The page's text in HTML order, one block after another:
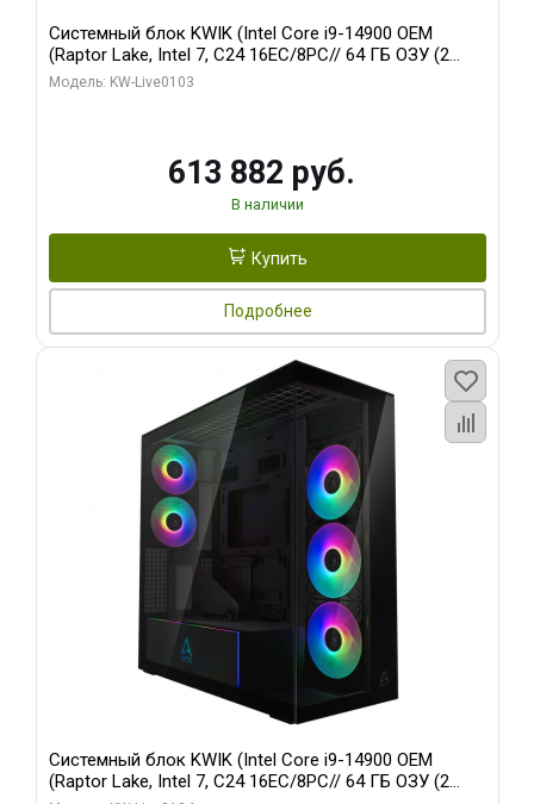
Системный блок KWIK (Intel Core i9-14900 OEM
(Raptor Lake, Intel 7, C24 16EC/8PC// 64 ГБ ОЗУ (2
модуля)/ Afox RTX4090 24GB GDDR6X 384-Bit 3xDP
Модель: KW-Live0103
613 882 руб.
В наличии
Купить
Подробнее
Системный блок KWIK (Intel Core i9-14900 OEM
(Raptor Lake, Intel 7, C24 16EC/8PC// 64 ГБ ОЗУ (2